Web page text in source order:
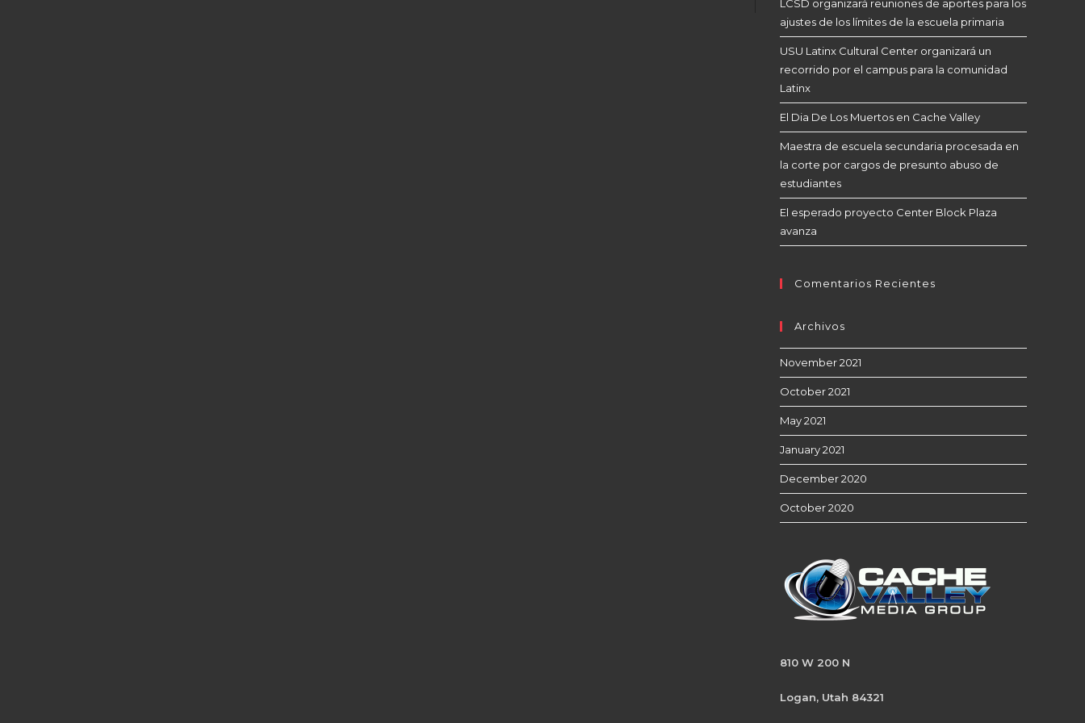
LCSD organizará reuniones de aportes para los
ajustes de los límites de la escuela primaria
USU Latinx Cultural Center organizará un
recorrido por el campus para la comunidad
Latinx
El Dia De Los Muertos en Cache Valley
Maestra de escuela secundaria procesada en
la corte por cargos de presunto abuso de
estudiantes
El esperado proyecto Center Block Plaza
avanza
Comentarios Recientes
Archivos
November 2021
October 2021
May 2021
January 2021
December 2020
October 2020
810 W 200 N
Logan, Utah 84321